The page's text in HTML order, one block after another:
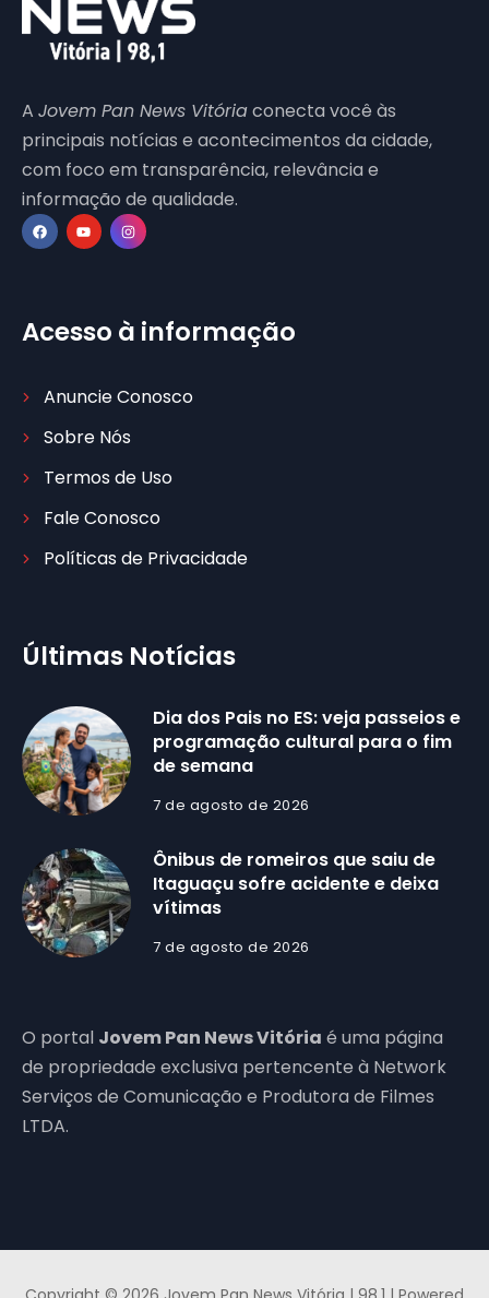
A Jovem Pan News Vitóriaconecta você às
principais notícias e acontecimentos da cidade,
com foco em transparência, relevância e
informação de qualidade.
Acesso à informação
Anuncie Conosco
Sobre Nós
Termos de Uso
Fale Conosco
Políticas de Privacidade
Últimas Notícias
Dia dos Pais no ES: veja passeios e
programação cultural para o fim
de semana
7 de agosto de 2026
Ônibus de romeiros que saiu de
Itaguaçu sofre acidente e deixa
vítimas
7 de agosto de 2026
O portal Jovem Pan News Vitória é uma página
de propriedade exclusiva pertencente à Network
Serviços de Comunicação e Produtora de Filmes
LTDA.